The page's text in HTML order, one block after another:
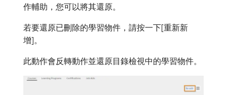
作輔助，您可以將其還原。
若要還原已刪除的學習物件，請按一下[重新新
增]。
此動作會反轉動作並還原目錄檢視中的學習物件。